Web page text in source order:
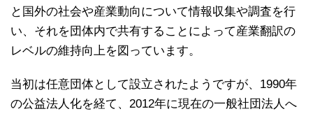
と国外の社会や産業動向について情報収集や調査を行
い、それを団体内で共有することによって産業翻訳の
レベルの維持向上を図っています。
当初は任意団体として設立されたようですが、1990年
の公益法人化を経て、2012年に現在の一般社団法人へ